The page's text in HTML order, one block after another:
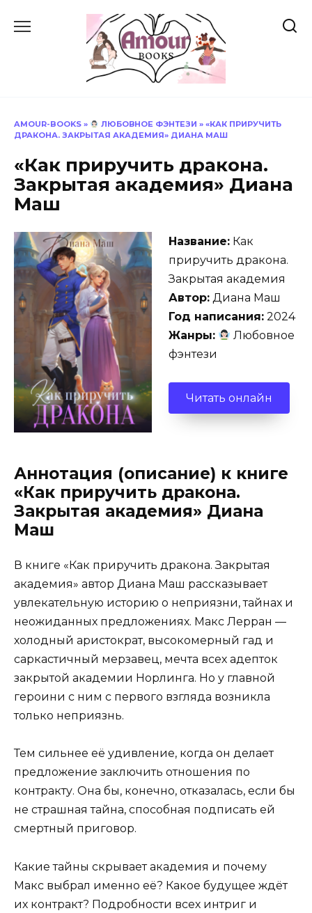
AMOUR-BOOKS » ЛЮБОВНОЕ ФЭНТЕЗИ » «КАК ПРИРУЧИТЬ
ДРАКОНА. ЗАКРЫТАЯ АКАДЕМИЯ» ДИАНА МАШ
«Как приручить дракона.
Закрытая академия» Диана
Маш
Название: Как
приручить дракона.
Закрытая академия
Автор: Диана Маш
Год написания: 2024
Жанры:
Любовное
фэнтези
Читать онлайн
Аннотация (описание) к книге
«Как приручить дракона.
Закрытая академия» Диана
Маш
В книге «Как приручить дракона. Закрытая
академия» автор Диана Маш рассказывает
увлекательную историю о неприязни, тайнах и
неожиданных предложениях. Макс Лерран —
холодный аристократ, высокомерный гад и
саркастичный мерзавец, мечта всех адепток
закрытой академии Норлинга. Но у главной
героини с ним с первого взгляда возникла
только неприязнь.
Тем сильнее её удивление, когда он делает
предложение заключить отношения по
контракту. Она бы, конечно, отказалась, если бы
не страшная тайна, способная подписать ей
смертный приговор.
Какие тайны скрывает академия и почему
Макс выбрал именно её? Какое будущее ждёт
их контракт? Подробности всех интриг и